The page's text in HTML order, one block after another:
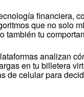
financiera,
que no solo
también tu
analizan
en tu billetera
de celular para